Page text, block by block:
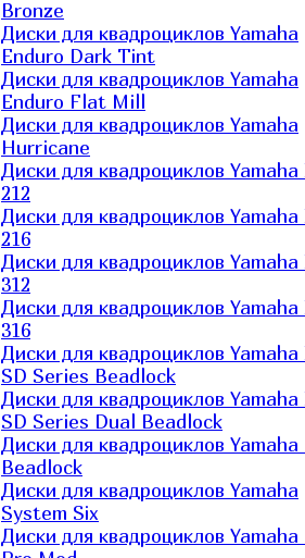
Bronze
Диски для квадроциклов Yamaha
Enduro Dark Tint
Диски для квадроциклов Yamaha
Enduro Flat Mill
Диски для квадроциклов Yamaha
Hurricane
Диски для квадроциклов
212
Диски для квадроциклов
216
Диски для квадроциклов
312
Диски для квадроциклов
316
Диски для квадроциклов
SD Series Beadlock
Диски для квадроциклов
SD Series Dual Beadlock
Диски для квадроциклов Yamaha
Beadlock
Диски для квадроциклов Yamaha
System Six
Диски для квадроциклов Yamaha